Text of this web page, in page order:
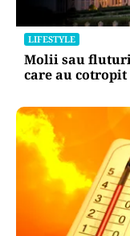
LIFESTYLE
Molii sau
care au